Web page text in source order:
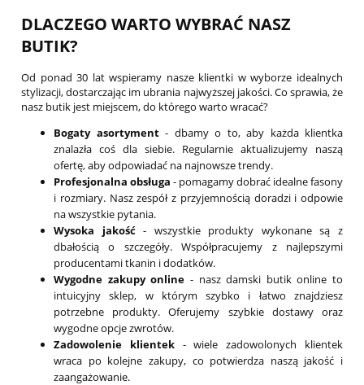
DLACZEGO WARTO WYBRAĆ NASZ
BUTIK?
Od ponad 30 lat wspieramy nasze klientki w wyborze idealnych
stylizacji, dostarczając im ubrania najwyższej jakości. Co sprawia, że
nasz butik jest miejscem, do którego warto wracać?
Bogaty asortyment- dbamy o to, aby każda klientka
znalazła coś dla siebie. Regularnie aktualizujemy naszą
ofertę, aby odpowiadać na najnowsze trendy.
Profesjonalna obsługa - pomagamy dobrać idealne fasony
i rozmiary. Nasz zespół z przyjemnością doradzi i odpowie
na wszystkie pytania.
Wysoka jakość- wszystkie produkty wykonane są z
dbałością o szczegóły. Współpracujemy z najlepszymi
producentami tkanin i dodatków.
Wygodne zakupy online - nasz damski butik online to
intuicyjny sklep, w którym szybko i łatwo znajdziesz
potrzebne produkty. Oferujemy szybkie dostawy oraz
wygodne opcje zwrotów.
Zadowolenie klientek- wiele zadowolonych klientek
wraca po kolejne zakupy, co potwierdza naszą jakość i
zaangażowanie.